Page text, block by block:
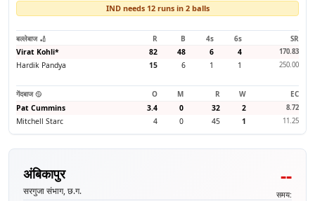
IND needs 12 runs in 2 balls
बल्लेबाज 🏏 R B 4s 6s
SR
Virat Kohli* 82 48 6 4 170.83
Hardik Pandya 15 6 1 1 250.00
गेंदबाज 🥎 O M R W
EC
Pat Cummins
3.4 0 32 2 8.72
Mitchell Starc 4 0 45 1 11.25
अंबिकापुर
सरगुजा संभाग, छ.ग.
--
समय: